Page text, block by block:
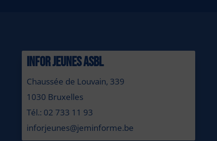
INFOR JEUNES ASBL
Chaussée de Louvain, 339
1030 Bruxelles
Tél.: 02 733 11 93
inforjeunes@jeminforme.be